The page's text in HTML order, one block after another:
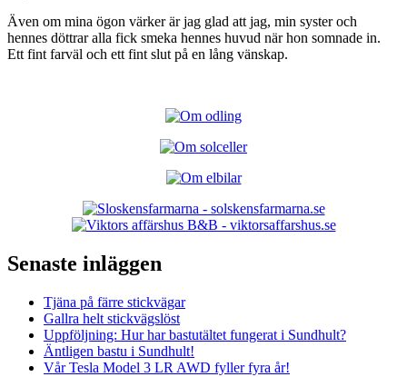
Även om mina ögon värker är jag glad att jag, min syster och
hennes döttrar alla fick smeka hennes huvud när hon somnade in.
Ett fint farväl och ett fint slut på en lång vänskap.
Senaste inläggen
Tjäna på färre stickvägar
Gallra helt stickvägslöst
Uppföljning: Hur har bastutältet fungerat i Sundhult?
Äntligen bastu i Sundhult!
Vår Tesla Model 3 LR AWD fyller fyra år!